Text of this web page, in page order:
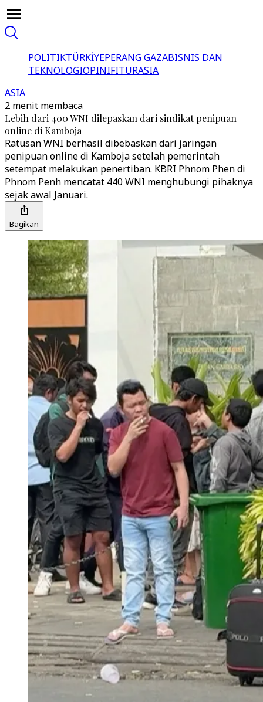
POLITIKTÜRKİYEPERANG GAZABISNIS DAN
TEKNOLOGIOPINIFITURASIA
ASIA
2 menit membaca
Lebih dari 400 WNI dilepaskan dari sindikat penipuan
online di Kamboja
Ratusan WNI berhasil dibebaskan dari jaringan
penipuan online di Kamboja setelah pemerintah
setempat melakukan penertiban. KBRI Phnom Phen di
Phnom Penh mencatat 440 WNI menghubungi pihaknya
sejak awal Januari.
Bagikan